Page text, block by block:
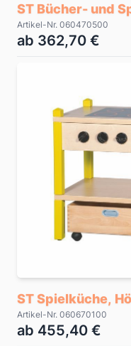
ST Bücher- und
Artikel-Nr. 060470500
ab 362,70 €
ST Spielküche,
Artikel-Nr. 060670100
ab 455,40 €